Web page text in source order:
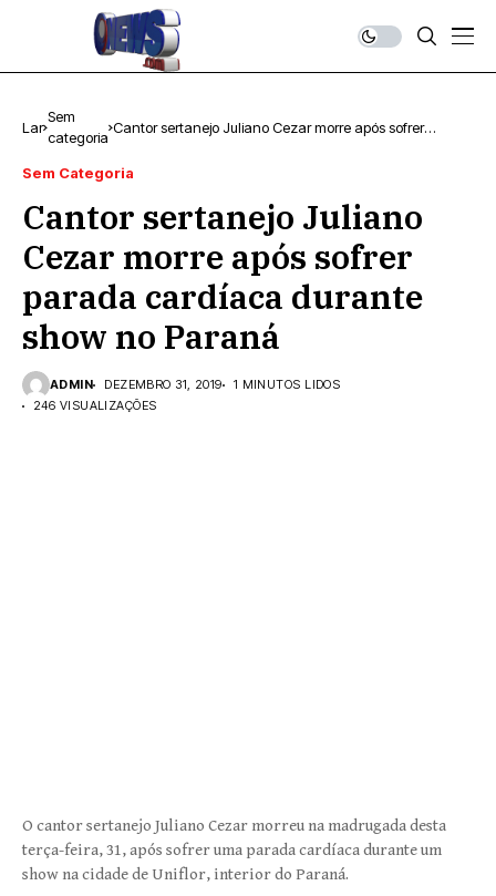
Lar
Sem
categoria
Cantor sertanejo Juliano Cezar morre após sofrer
Sem Categoria
Cantor sertanejo Juliano
Cezar morre após sofrer
parada cardíaca durante
show no Paraná
ADMIN DEZEMBRO 31, 2019
1 MINUTOS LIDOS
246 VISUALIZAÇÕES
O cantor sertanejo Juliano Cezar morreu na madrugada desta
terça-feira, 31, após sofrer uma parada cardíaca durante um
show na cidade de Uniflor, interior do Paraná.